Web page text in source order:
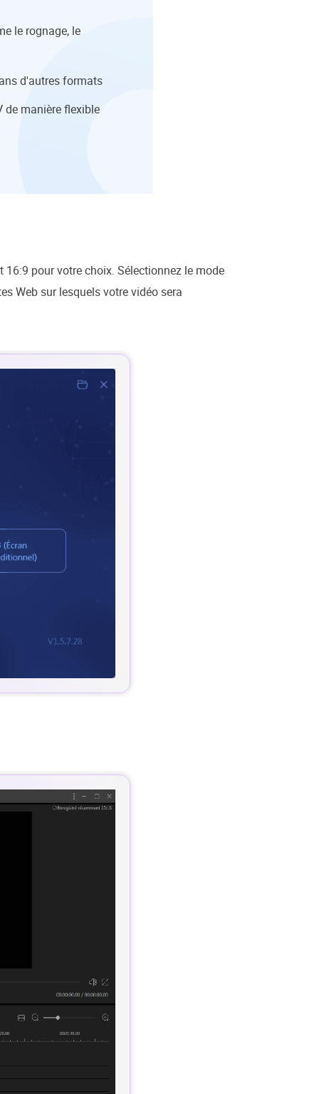
le rognage, le
d'autres formats
de manière flexible
16:9 pour votre choix. Sélectionnez le mode
Web sur lesquels votre vidéo sera